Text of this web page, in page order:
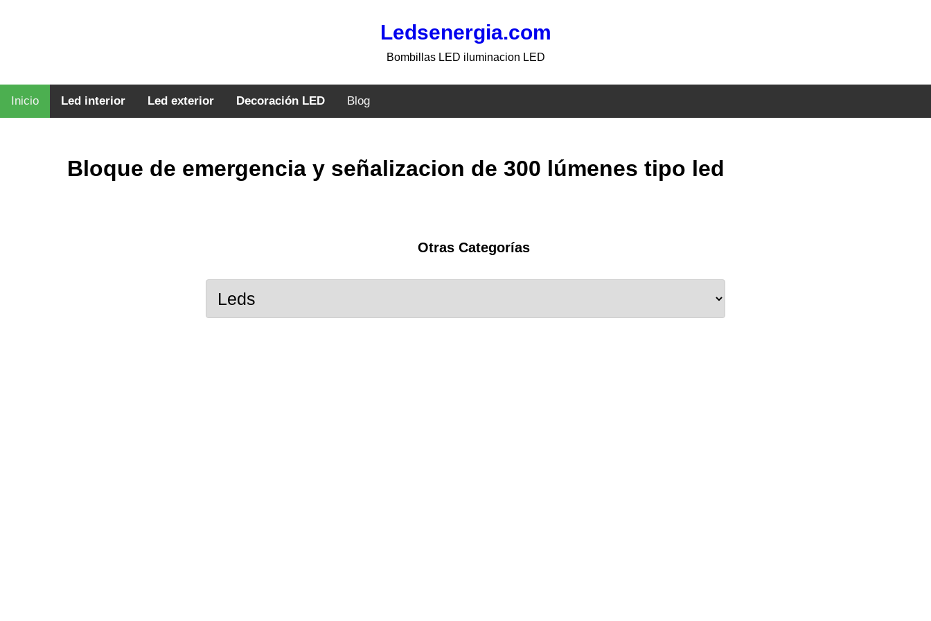
Ledsenergia.com
Bombillas LED iluminacion LED
Inicio Led interior Led exterior Decoración LED Blog
Bloque de emergencia y señalizacion de 300 lúmenes tipo led
Otras Categorías